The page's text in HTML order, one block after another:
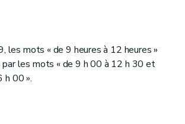
les mots « de 9 heures à 12 heures »
les mots « de 9 h 00 à 12 h 30 et
h 00 ».